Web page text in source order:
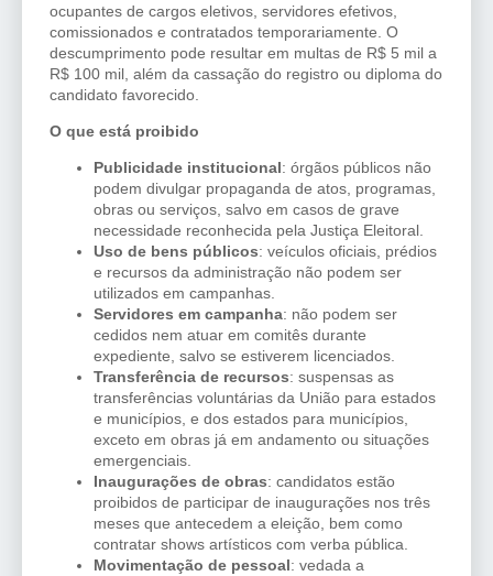
ocupantes de cargos eletivos, servidores efetivos,
comissionados e contratados temporariamente. O
descumprimento pode resultar em multas de R$ 5 mil a
R$ 100 mil, além da cassação do registro ou diploma do
candidato favorecido.
O que está proibido
Publicidade institucional: órgãos públicos não
podem divulgar propaganda de atos, programas,
obras ou serviços, salvo em casos de grave
necessidade reconhecida pela Justiça Eleitoral.
Uso de bens públicos: veículos oficiais, prédios
e recursos da administração não podem ser
utilizados em campanhas.
Servidores em campanha: não podem ser
cedidos nem atuar em comitês durante
expediente, salvo se estiverem licenciados.
Transferência de recursos: suspensas as
transferências voluntárias da União para estados
e municípios, e dos estados para municípios,
exceto em obras já em andamento ou situações
emergenciais.
Inaugurações de obras: candidatos estão
proibidos de participar de inaugurações nos três
meses que antecedem a eleição, bem como
contratar shows artísticos com verba pública.
Movimentação de pessoal: vedada a